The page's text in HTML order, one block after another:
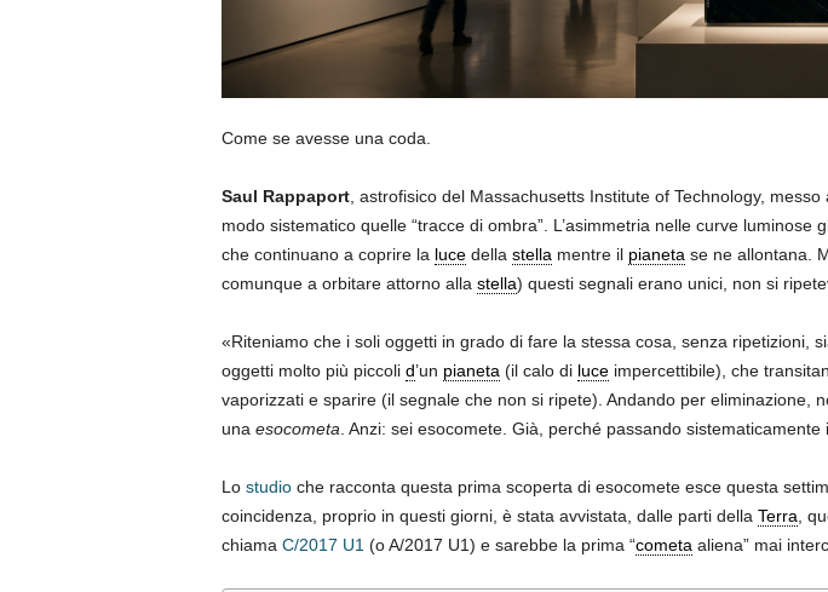
Come se avesse una coda.
Saul Rappaport, astrofisico del Massachusetts Institute of Technology, messo
modo sistematico quelle “tracce di ombra”. L’asimmetria nelle curve
che continuano a coprire la lucedella stella mentre il pianeta se ne allontana.
comunque a orbitare attorno alla stella) questi segnali erano unici, non si
«Riteniamo che i soli oggetti in grado di fare la stessa cosa, senza ripetizioni,
oggetti molto più piccoli d’un pianeta (il calo di luceimpercettibile), che
vaporizzati e sparire (il segnale che non si ripete). Andando per eliminazione,
una esocometa . Anzi: sei esocomete. Già, perché passando
Lo studioche racconta questa prima scoperta di esocomete esce questa
coincidenza, proprio in questi giorni, è stata avvistata, dalle parti della Terra ,
chiama C/2017 U1 (o A/2017 U1) e sarebbe la prima “cometa aliena” mai